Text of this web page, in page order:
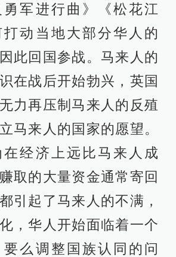
军进行曲》《松花江
打动当地大部分华人的
此回国参战。马来人的
在战后开始勃兴，英国
力再压制马来人的反殖
马来人的国家的愿望。
经济上远比马来人成
取的大量资金通常寄回
引起了马来人的不满，
，华人开始面临着一个
么调整国族认同的问